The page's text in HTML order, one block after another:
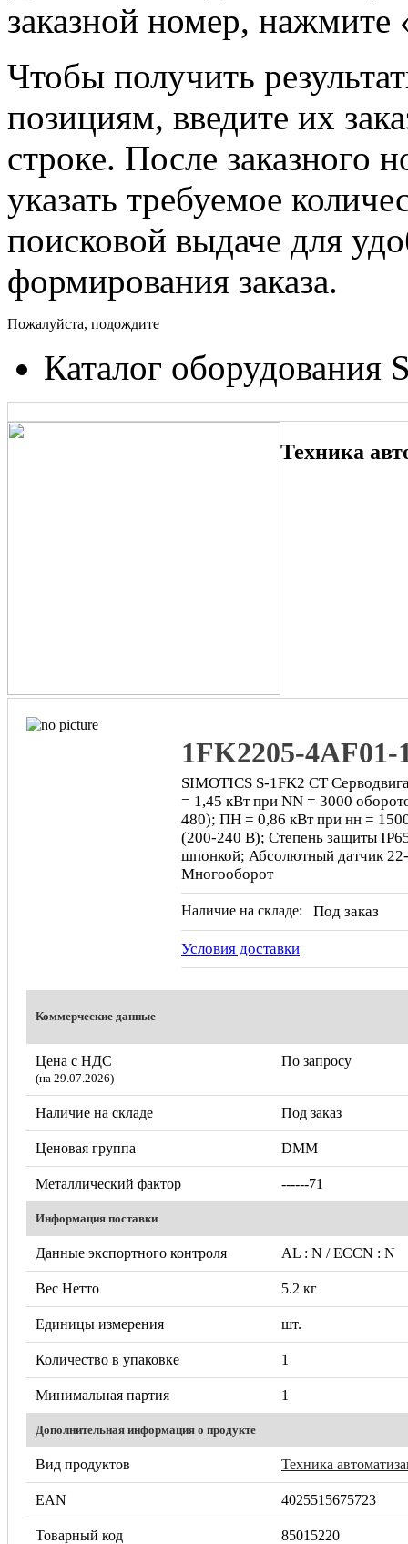
заказной номер, нажмите
Чтобы получить
позициям, введите их
строке. После заказного
указать требуемое
поисковой выдаче для
формирования заказа.
Пожалуйста, подождите
Каталог оборудования
Техника
1FK2205-
SIMOTICS S-1FK2 CT
= 1,45 кВт при NN = 3000
480); ПН = 0,86 кВт при нн =
(200-240 В); Степень защиты
шпонкой; Абсолютный датчик
Многооборот
Наличие на складе: Под заказ
Условия доставки
Коммерческие данные
Цена с НДС
(на 29.07.2026)
По запросу
Наличие на складе Под заказ
Ценовая группа DMM
Металлический фактор ------71
Информация поставки
Данные экспортного контроля AL : N / ECCN : N
Вес Нетто 5.2 кг
Единицы измерения шт.
Количество в упаковке 1
Минимальная партия 1
Дополнительная информация о продукте
Вид продуктов Техника
EAN 4025515675723
Товарный код 85015220